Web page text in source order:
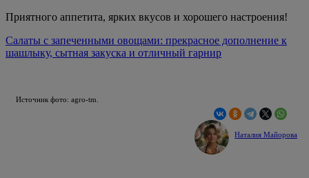
Приятного аппетита, ярких вкусов и хорошего настроения!
Салаты с запеченными овощами: прекрасное дополнение к
шашлыку, сытная закуска и отличный гарнир
Источник фото: agro-tm.
Наталия Майорова